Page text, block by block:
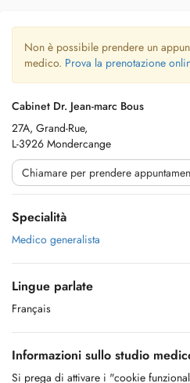
Non è possibile prendere un
medico. Prova la prenotazione
Cabinet Dr. Jean-marc Bous
27A, Grand-Rue,
L-3926 Mondercange
Chiamare per prendere
Specialità
Medico generalista
Lingue parlate
Français
Informazioni sullo studio
Si prega di attivare i "cookie